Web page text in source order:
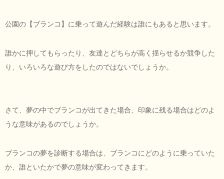
公園の【ブランコ】に乗って遊んだ経験は誰にもあると思います。
誰かに押してもらったり、友達とどちらが高く揺らせるか競争した
り、いろいろな遊び方をしたのではないでしょうか。
さて、夢の中でブランコが出てきた場合、印象に残る場合はどのよ
うな意味があるのでしょうか。
ブランコの夢を診断する場合は、ブランコにどのように乗っていた
か、誰といたかで夢の意味が変わってきます。